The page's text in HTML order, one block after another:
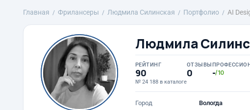
Главная Фрилансеры Людмила Силинская Портфолио AI
Людмила
РЕЙТИНГ
90
№ 24 188 в каталоге
ОТЗЫВЫ
0 -/10
Город
Вологда